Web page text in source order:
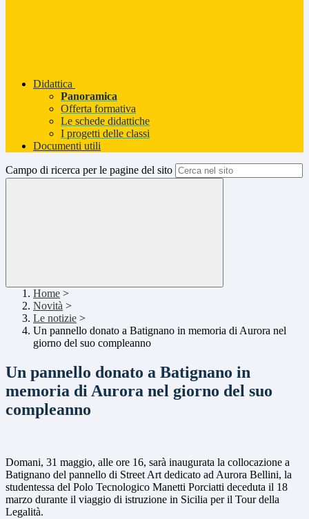
Didattica
Panoramica
Offerta formativa
Le schede didattiche
I progetti delle classi
Documenti utili
Campo di ricerca per le pagine del sito
Home >
Novità >
Le notizie >
Un pannello donato a Batignano in memoria di Aurora nel
giorno del suo compleanno
Un pannello donato a Batignano in
memoria di Aurora nel giorno del suo
compleanno
Domani, 31 maggio, alle ore 16, sarà inaugurata la collocazione a
Batignano del pannello di Street Art dedicato ad Aurora Bellini, la
studentessa del Polo Tecnologico Manetti Porciatti deceduta il 18
marzo durante il viaggio di istruzione in Sicilia per il Tour della
Legalità.